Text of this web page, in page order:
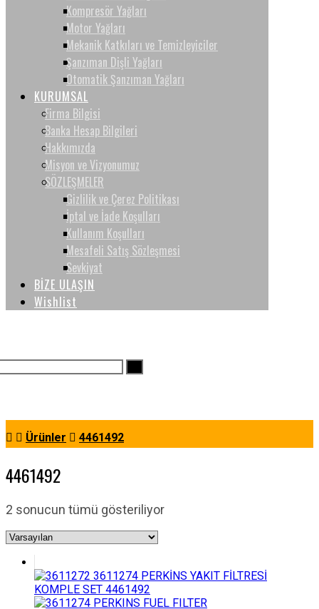
Kompresör Yağları
Motor Yağları
Mekanik Katkıları ve Temizleyiciler
Şanzıman Dişli Yağları
Otomatik Şanzıman Yağları
KURUMSAL
Firma Bilgisi
Banka Hesap Bilgileri
Hakkımızda
Misyon ve Vizyonumuz
SÖZLEŞMELER
Gizlilik ve Çerez Politikası
İptal ve İade Koşulları
Kullanım Koşulları
Mesafeli Satış Sözleşmesi
Sevkiyat
BİZE ULAŞIN
Wishlist
Ürünler 4461492
4461492
2 sonucun tümü gösteriliyor